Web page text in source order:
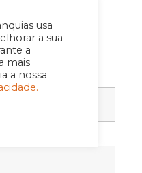
usa
a sua
a
mais
a nossa
class="ninja-
são requeridos